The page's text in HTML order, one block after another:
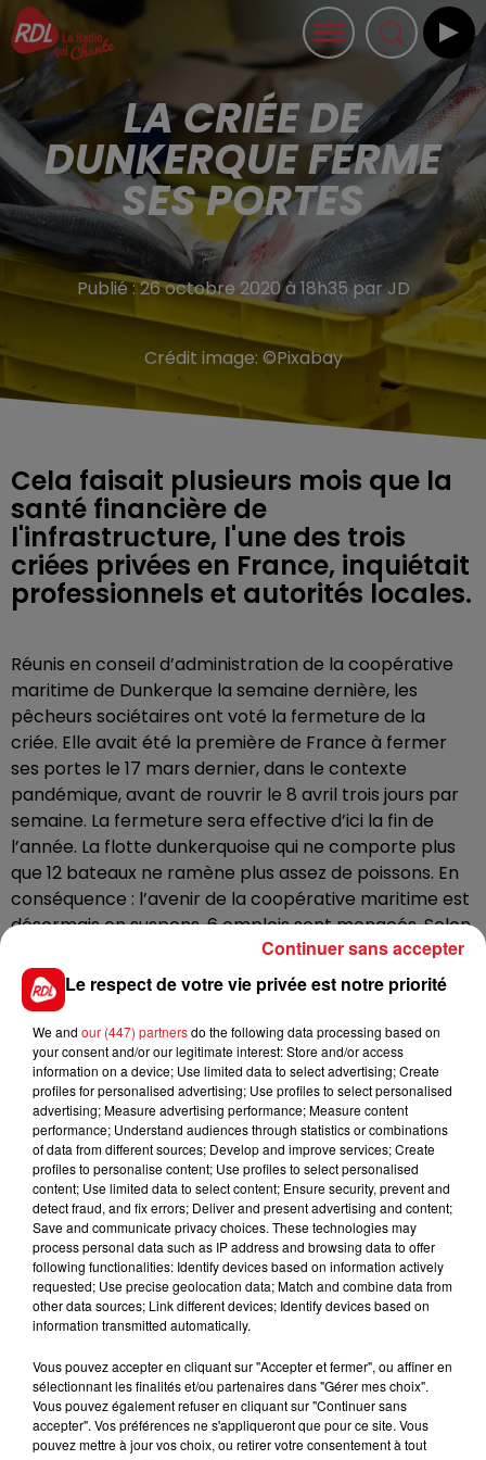
LA CRIÉE DE
DUNKERQUE FERME
SES PORTES
Publié : 26 octobre 2020 à 18h35 par JD
Crédit image: ©Pixabay
Cela faisait plusieurs mois que la
santé financière de
l'infrastructure, l'une des trois
criées privées en France, inquiétait
professionnels et autorités locales.
Réunis en conseil d’administration de la coopérative
maritime de Dunkerque la semaine dernière, les
pêcheurs sociétaires ont voté la fermeture de la
criée. Elle avait été la première de France à fermer
ses portes le 17 mars dernier, dans le contexte
pandémique, avant de rouvrir le 8 avril trois jours par
semaine. La fermeture sera effective d’ici la fin de
l’année. La flotte dunkerquoise qui ne comporte plus
que 12 bateaux ne ramène plus assez de poissons. En
conséquence : l’avenir de la coopérative maritime est
désormais en suspens. 6 emplois sont menacés. Selon
la Voix du Nord, une décision pourrait intervenir dans
les prochains jours.
FIL D'ACTUS
15 juillet 2026
BÉTHUNE: ENQUÊTE POUR HOMICIDE
VOLONTAIRE EN COURS, APRÈS LA...
Selon les premiers éléments, le logement servait
à des prostituées
Le respect de votre vie privée est notre priorité
We and our (447) partnersdo the following data processing based on
your consent and/or our legitimate interest: Store and/or access
information on a device; Use limited data to select advertising; Create
profiles for personalised advertising; Use profiles to select personalised
advertising; Measure advertising performance; Measure content
performance; Understand audiences through statistics or combinations
of data from different sources; Develop and improve services; Create
profiles to personalise content; Use profiles to select personalised
content; Use limited data to select content; Ensure security, prevent and
detect fraud, and fix errors; Deliver and present advertising and content;
Save and communicate privacy choices. These technologies may
process personal data such as IP address and browsing data to offer
following functionalities: Identify devices based on information actively
requested; Use precise geolocation data; Match and combine data from
other data sources; Link different devices; Identify devices based on
information transmitted automatically.
Vous pouvez accepter en cliquant sur "Accepter et fermer", ou affiner en
sélectionnant les finalités et/ou partenaires dans "Gérer mes choix".
Vous pouvez également refuser en cliquant sur "Continuer sans
accepter". Vos préférences ne s'appliqueront que pour ce site. Vous
pouvez mettre à jour vos choix, ou retirer votre consentement à tout
Continuer sans accepter